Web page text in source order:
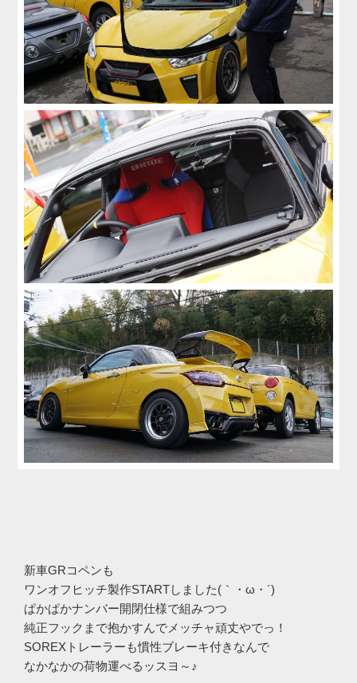
新車GRコペンも
ワンオフヒッチ製作STARTしました(｀・ω・´)ゞ
ぱかぱかナンバー開閉仕様で組みつつ
純正フックまで抱かすんでメッチャ頑丈やでっ！
SOREXトレーラーも慣性ブレーキ付きなんで
なかなかの荷物運べるッスヨ～♪